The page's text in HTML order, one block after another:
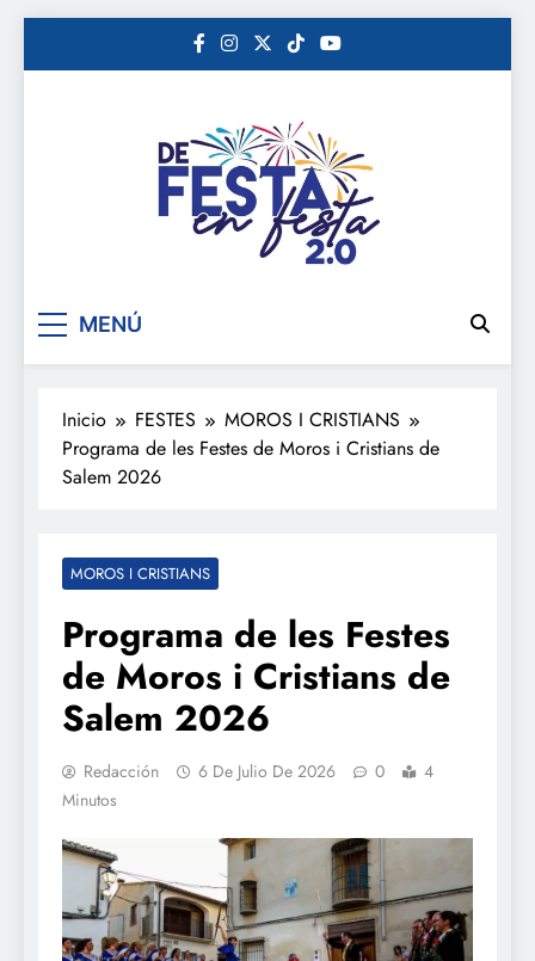
De festa en festa 2.0
MENÚ
Inicio FESTES
MOROS I CRISTIANS
Programa de les Festes de Moros i Cristians de
Salem 2026
MOROS I CRISTIANS
Programa de les Festes
de Moros i Cristians de
Salem 2026
Redacción 6 De Julio De 2026 0
4
Minutos